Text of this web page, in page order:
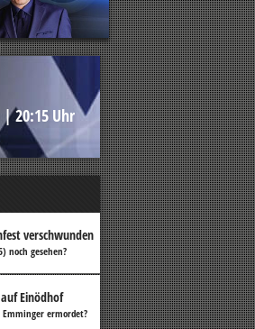
|20:15 Uhr
verschwunden
noch gesehen?
auf Einödhof
ermordet?